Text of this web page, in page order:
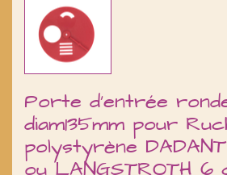
Porte d'entrée
diam135mm pour
polystyrène